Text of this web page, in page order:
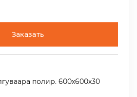
Заказать
полир. 600х600х30